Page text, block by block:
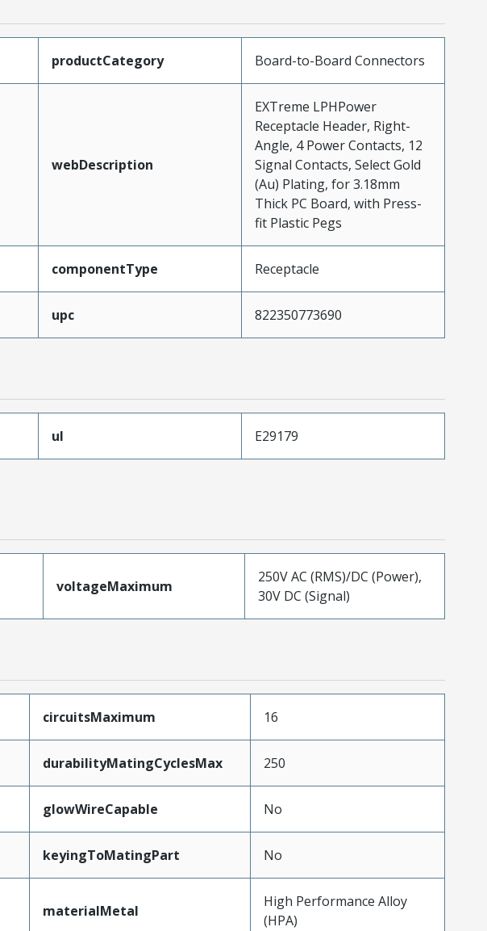
productCategory Board-to-Board Connectors
webDescription
EXTreme LPHPower
Receptacle Header, Right-
Angle, 4 Power Contacts, 12
Signal Contacts, Select Gold
(Au) Plating, for 3.18mm
Thick PC Board, with Press-
fit Plastic Pegs
componentType Receptacle
upc 822350773690
ul
E29179
voltageMaximum
250V AC (RMS)/DC (Power),
30V DC (Signal)
circuitsMaximum 16
durabilityMatingCyclesMax 250
glowWireCapable No
keyingToMatingPart No
materialMetal
High Performance Alloy
(HPA)